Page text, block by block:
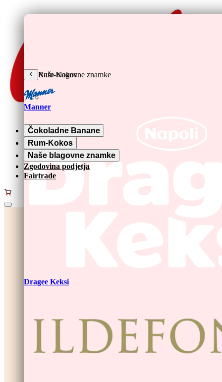
Preskoči na glavno vsebino
Čokoladne Banane
Čokoladne Banane
Rum-Kokos
Rum-Kokos
Naše blagovne znamke
Naše blagovne znamke
Manner
Dragee Keksi
Zgodovina podjetja
Fairtrade